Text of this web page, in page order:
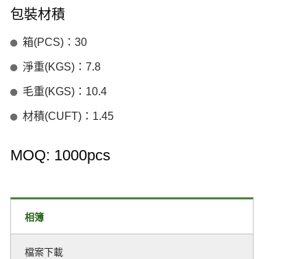
包裝材積
箱(PCS)：30
淨重(KGS)：7.8
毛重(KGS)：10.4
材積(CUFT)：1.45
MOQ: 1000pcs
相簿
檔案下載